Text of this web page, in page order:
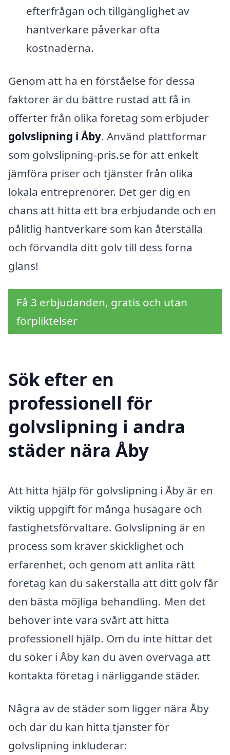
efterfrågan och tillgänglighet av
hantverkare påverkar ofta
kostnaderna.
Genom att ha en förståelse för dessa
faktorer är du bättre rustad att få in
offerter från olika företag som erbjuder
golvslipning i Åby. Använd plattformar
som golvslipning-pris.se för att enkelt
jämföra priser och tjänster från olika
lokala entreprenörer. Det ger dig en
chans att hitta ett bra erbjudande och en
pålitlig hantverkare som kan återställa
och förvandla ditt golv till dess forna
glans!
Få 3 erbjudanden, gratis och utan
förpliktelser
Sök efter en
professionell för
golvslipning i andra
städer nära Åby
Att hitta hjälp för golvslipning i Åby är en
viktig uppgift för många husägare och
fastighetsförvaltare. Golvslipning är en
process som kräver skicklighet och
erfarenhet, och genom att anlita rätt
företag kan du säkerställa att ditt golv får
den bästa möjliga behandling. Men det
behöver inte vara svårt att hitta
professionell hjälp. Om du inte hittar det
du söker i Åby kan du även överväga att
kontakta företag i närliggande städer.
Några av de städer som ligger nära Åby
och där du kan hitta tjänster för
golvslipning inkluderar: